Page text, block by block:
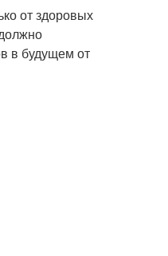
от здоровых
в будущем от